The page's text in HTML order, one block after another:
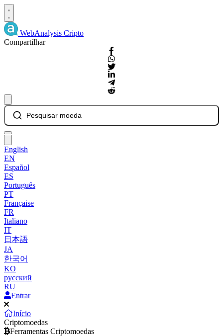
WebAnalysis Cripto
Compartilhar
Pesquisar moeda
English
EN
Español
ES
Português
PT
Française
FR
Italiano
IT
日本語
JA
한국어
KO
русский
RU
Entrar
Início
Criptomoedas
Ferramentas Criptomoedas